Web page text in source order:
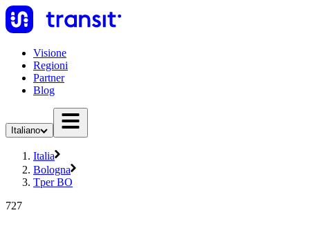
Visione
Regioni
Partner
Blog
Italiano
Italia
Bologna
Tper BO
727